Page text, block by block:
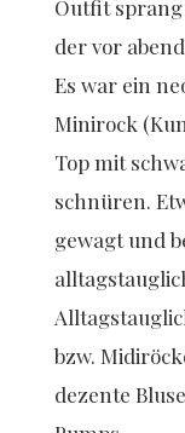
Outfit
der vor
Es war ein
Minirock
Top mit
schnüren.
gewagt und
bzw.
dezente